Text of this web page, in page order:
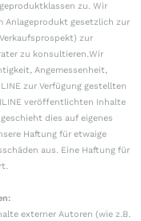
zu. Wir
Anlageprodukt gesetzlich zur
zur
zu konsultieren.Wir
Angemessenheit,
zur Verfügung gestellten
veröffentlichten Inhalte
dies auf eigenes
Haftung für etwaige
aus. Eine Haftung für
externer Autoren (wie z.B.